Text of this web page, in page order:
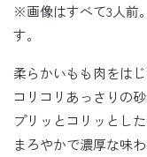
※画像はすべて3人前
す。
柔らかいもも肉をはじ
コリコリあっさりの砂
プリッとコリッとし
まろやかで濃厚な味わ